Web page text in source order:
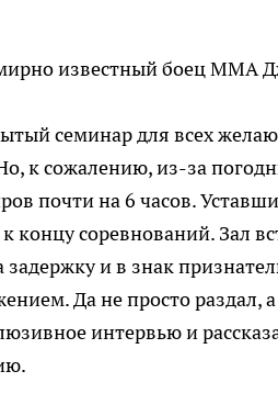
известный боец
семинар для всех
к сожалению, из-за
почти на 6 часов.
концу соревнований. Зал
и в знак
Да не просто раздал,
интервью и